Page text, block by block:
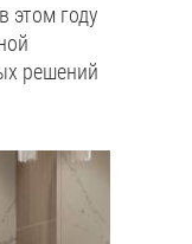
этом году
решений